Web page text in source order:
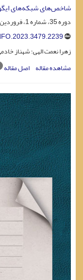
شاخص‌های شبکه‌های
دوره 35، شماره 1، فروردین 1403، صفحه
زهرا نعمت الهی؛ شهناز
مشاهده مقاله اصل مقاله